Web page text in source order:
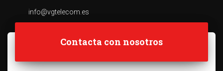
info@vgtelecom.es
Contacta con nosotros